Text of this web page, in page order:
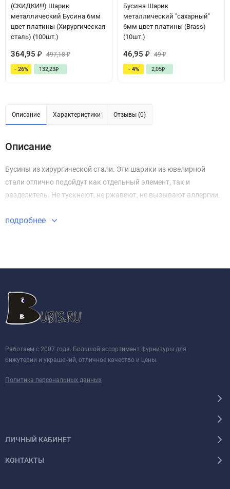
(СКИДКИ!!!) Шарик
металлический Бусина 6мм
цвет платины (Хирургическая
сталь) (100шт.)
364,95 ₽ 497,18₽
- 26% 132,23₽
Бусина Шарик
металлический "сахарный"
6мм цвет платины (Brass)
(10шт.)
46,95 ₽ 49₽
- 4% 2,05₽
Описание Характеристики Отзывы (0)
Описание
Бусины из хирургической стали. Эти шарики из ювелирной
стали отлично подойдут как отдельный элемент, так и
разделитель. Не тускнеют, не ржавеют, не вызывают аллергии.
подробнее
Работаем с 2007 года. Большой ассортимент фурнитуры для
бижутерии и украшений, отличное качество и цены.
Политика персональных данных
ЛИЧНЫЙ КАБИНЕТ
КОНТАКТЫ